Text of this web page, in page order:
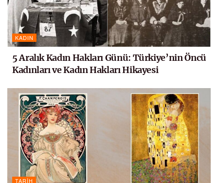
KADIN
5 Aralık Kadın Hakları Günü: Türkiye’nin Öncü
Kadınları ve Kadın Hakları Hikayesi
TARIH